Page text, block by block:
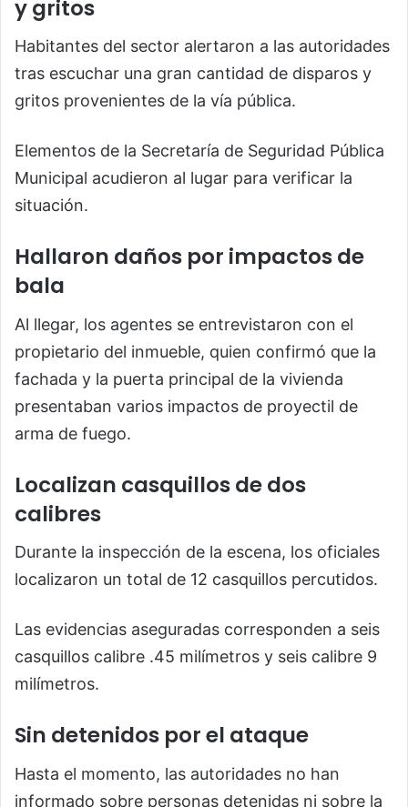
y gritos
Habitantes del sector alertaron a las autoridades
tras escuchar una gran cantidad de disparos y
gritos provenientes de la vía pública.
Elementos de la Secretaría de Seguridad Pública
Municipal acudieron al lugar para verificar la
situación.
Hallaron daños por impactos de
bala
Al llegar, los agentes se entrevistaron con el
propietario del inmueble, quien confirmó que la
fachada y la puerta principal de la vivienda
presentaban varios impactos de proyectil de
arma de fuego.
Localizan casquillos de dos
calibres
Durante la inspección de la escena, los oficiales
localizaron un total de 12 casquillos percutidos.
Las evidencias aseguradas corresponden a seis
casquillos calibre .45 milímetros y seis calibre 9
milímetros.
Sin detenidos por el ataque
Hasta el momento, las autoridades no han
informado sobre personas detenidas ni sobre la